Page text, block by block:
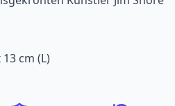
13 cm (L)